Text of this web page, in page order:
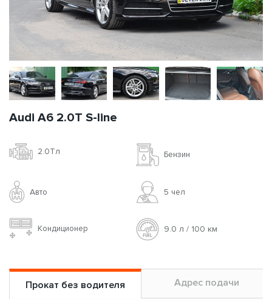
Audi A6 2.0T S-line
2.0Tл Бензин
Авто 5 чел
Кондиционер 9.0 л / 100 км
Прокат без водителя Адрес подачи